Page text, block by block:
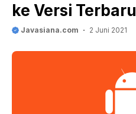
ke Versi Terbaru
Javasiana.com 2 Juni 2021